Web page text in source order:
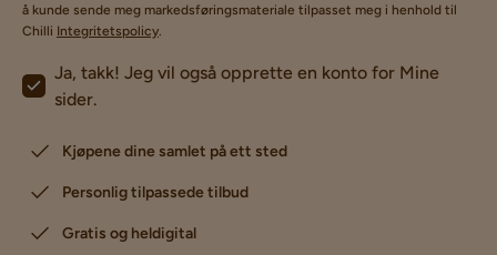
å kunde sende meg markedsføringsmateriale tilpasset meg i henhold til
Chilli Integritetspolicy.
Ja, takk! Jeg vil også opprette en konto for Mine
sider.
Kjøpene dine samlet på ett sted
Personlig tilpassede tilbud
Gratis og heldigital